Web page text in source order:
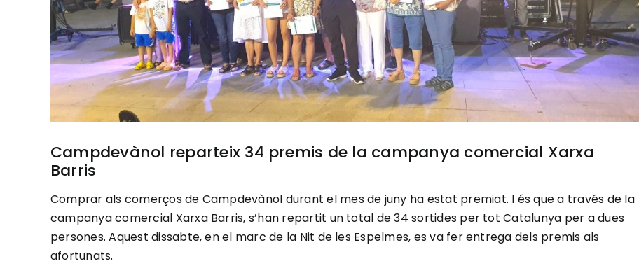
Campdevànol reparteix 34 premis de la campanya comercial Xarxa
Barris
Comprar als comerços de Campdevànol durant el mes de juny ha estat premiat. I és que a través de la
campanya comercial Xarxa Barris, s’han repartit un total de 34 sortides per tot Catalunya per a dues
persones. Aquest dissabte, en el marc de la Nit de les Espelmes, es va fer entrega dels premis als
afortunats.